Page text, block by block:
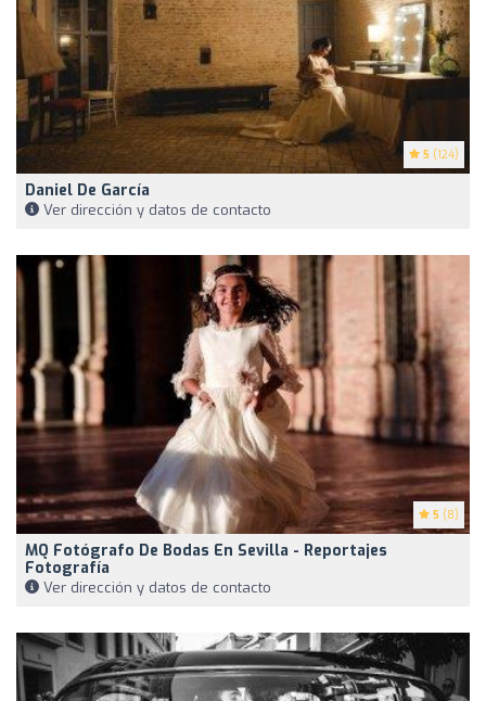
5 (124)
Daniel De García
Ver dirección y datos de contacto
5 (8)
MQ Fotógrafo De Bodas En Sevilla - Reportajes
Fotografía
Ver dirección y datos de contacto